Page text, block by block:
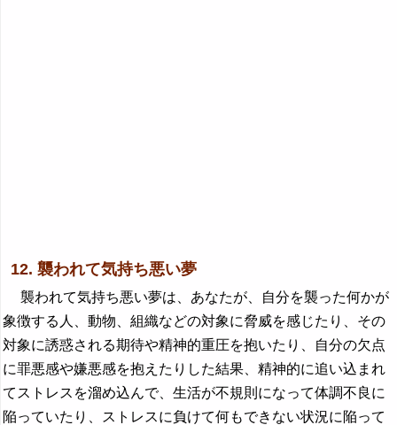
12. 襲われて気持ち悪い夢
襲われて気持ち悪い夢は、あなたが、自分を襲った何かが
象徴する人、動物、組織などの対象に脅威を感じたり、その
対象に誘惑される期待や精神的重圧を抱いたり、自分の欠点
に罪悪感や嫌悪感を抱えたりした結果、精神的に追い込まれ
てストレスを溜め込んで、生活が不規則になって体調不良に
陥っていたり、ストレスに負けて何もできない状況に陥って